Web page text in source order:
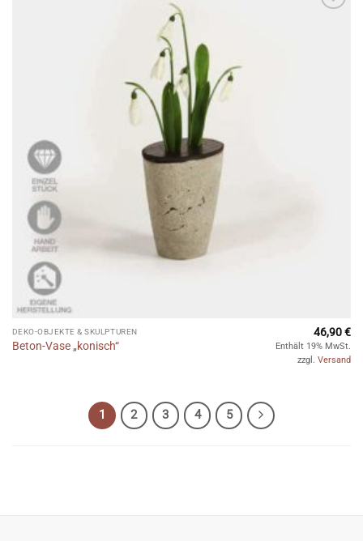
DEKO-OBJEKTE & SKULPTUREN
Beton-Vase „konisch“
46,90€
Enthält 19% MwSt.
zzgl.Versand
1 2 3 4 5